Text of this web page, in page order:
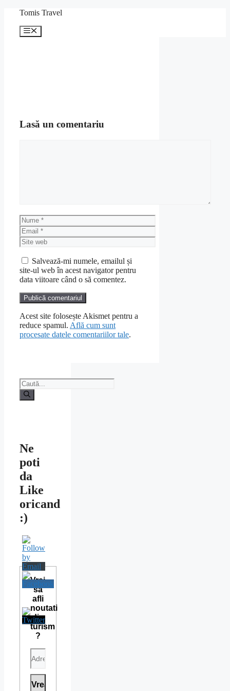
conținut
Tomis Travel
Meniu
Lasă un comentariu
Nume
Email
Site
web
Salvează-mi numele, emailul și
site-ul web în acest navigator pentru
data viitoare când o să comentez.
Acest site folosește Akismet pentru a
reduce spamul. Află cum sunt
procesate datele comentariilor tale.
Caută
după:
Ne
poti
da
Like
oricand
:)
Vrei
sa
afli
noutati
din
turism
?